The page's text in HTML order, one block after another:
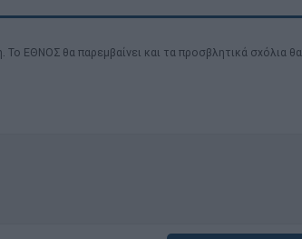
ΕΘΝΟΣ θα παρεμβαίνει και τα προσβλητικά σχόλια θα